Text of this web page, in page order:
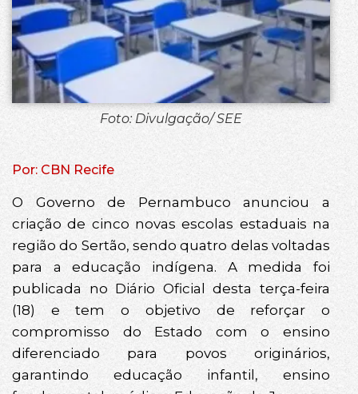
Foto: Divulgação/ SEE
Por: CBN Recife
O Governo de Pernambuco anunciou a
criação de cinco novas escolas estaduais na
região do Sertão, sendo quatro delas voltadas
para a educação indígena. A medida foi
publicada no Diário Oficial desta terça-feira
(18) e tem o objetivo de reforçar o
compromisso do Estado com o ensino
diferenciado para povos originários,
garantindo educação infantil, ensino